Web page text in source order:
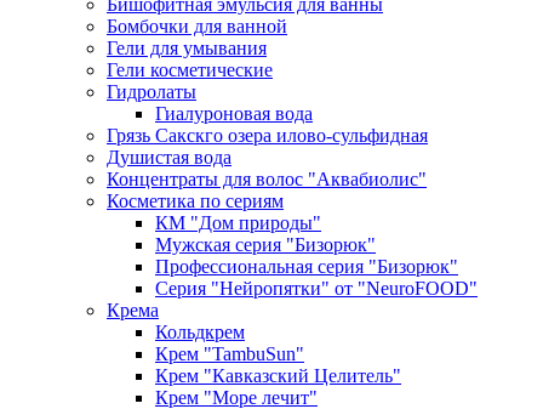
Бомбочки для ванной
Гели для умывания
Гели косметические
Гидролаты
Гиалуроновая вода
Грязь Сакскго озера илово-сульфидная
Душистая вода
Концентраты для волос "Аквабиолис"
Косметика по сериям
КМ "Дом природы"
Мужская серия "Бизорюк"
Профессиональная серия "Бизорюк"
Серия "Нейропятки" от "NeuroFOOD"
Крема
Кольдкрем
Крем "TambuSun"
Крем "Кавказский Целитель"
Крем "Море лечит"